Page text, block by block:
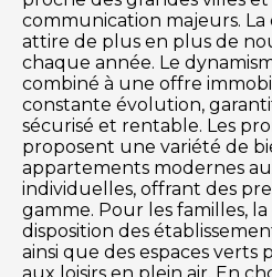
communication majeurs. La
attire de plus en plus de
chaque année. Le
combiné à une offre
constante évolution,
sécurisé et rentable. Les
proposent une variété de
appartements modernes
individuelles, offrant des
gamme. Pour les familles,
disposition des
ainsi que des espaces verts